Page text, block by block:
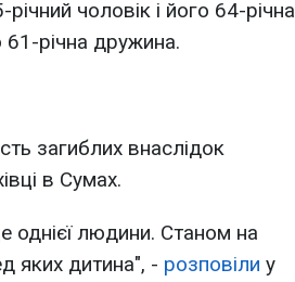
чоловік і його 64-річна
61-річна дружина.
загиблих внаслідок
в Сумах.
однієї людини. Станом на
яких дитина", - розповіли у